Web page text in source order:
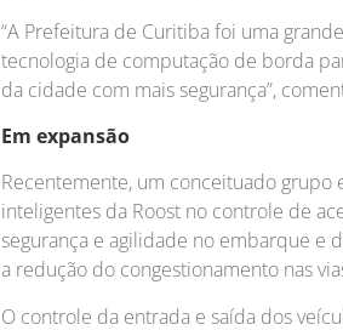
“A Prefeitura de Curitiba foi uma
tecnologia de computação de borda
da cidade com mais segurança”,
Em expansão
Recentemente, um conceituado grupo
inteligentes da Roost no controle de
segurança e agilidade no embarque e
a redução do congestionamento nas
O controle da entrada e saída dos